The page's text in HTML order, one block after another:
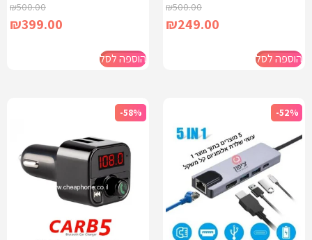
₪500.00
₪249.00
הוספה לסל
₪500.00
₪399.00
הוספה לסל
-52%
-58%